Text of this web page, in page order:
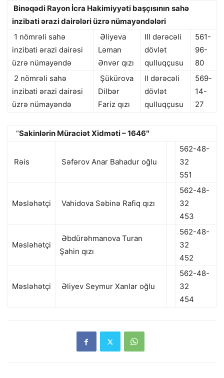
Binəqədi Rayon İcra Hakimiyyəti başçısının sahə
inzibati ərazi dairələri üzrə nümayəndələri
1 nömrəli sahə
inzibati ərazi dairəsi
üzrə nümayəndə
Əliyeva
Ləman
Ənvər qızı
III dərəcəli
dövlət
qulluqçusu
561-
96-
80
2 nömrəli sahə
inzibati ərazi dairəsi
üzrə nümayəndə
Şükürova
Dilbər
Fariz qızı
II dərəcəli
dövlət
qulluqçusu
569-
14-
27
“Sakinlərin Müraciət Xidməti – 1646″
Rəis Səfərov Anar Bahadur oğlu
562-48-
32
551
Məsləhətçi Vahidova Səbinə Rafiq qızı
562-48-
32
453
Məsləhətçi
Əbdürəhmanova Turan
Şahin qızı
562-48-
32
452
Məsləhətçi Əliyev Seymur Xanlar oğlu
562-48-
32
454